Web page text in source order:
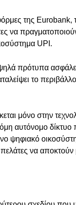
της Eurobank,
να
UPI.
πρότυπα
το
μόνο στην
αυτόνομο
ψηφιακό
να αποκτούν